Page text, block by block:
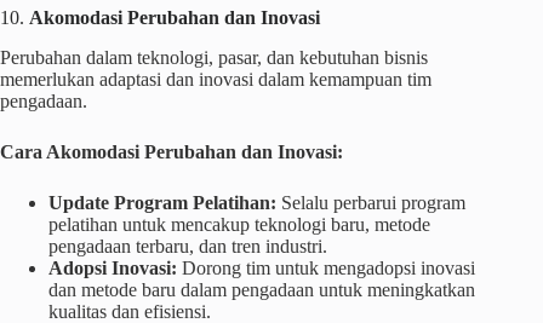
10. Akomodasi Perubahan dan Inovasi
Perubahan dalam teknologi, pasar, dan kebutuhan bisnis
memerlukan adaptasi dan inovasi dalam kemampuan tim
pengadaan.
Cara Akomodasi Perubahan dan Inovasi:
Update Program Pelatihan: Selalu perbarui program
pelatihan untuk mencakup teknologi baru, metode
pengadaan terbaru, dan tren industri.
Adopsi Inovasi: Dorong tim untuk mengadopsi inovasi
dan metode baru dalam pengadaan untuk meningkatkan
kualitas dan efisiensi.